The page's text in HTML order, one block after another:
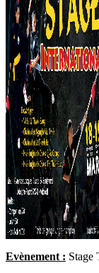
Evènement : Stage